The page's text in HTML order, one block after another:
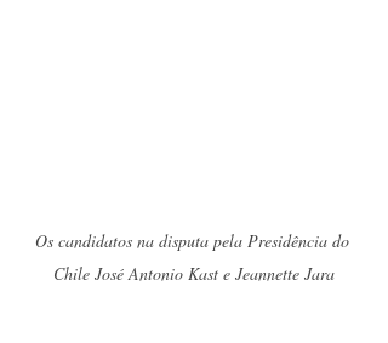
Os candidatos na disputa pela Presidência do
Chile José Antonio Kast e Jeannette Jara